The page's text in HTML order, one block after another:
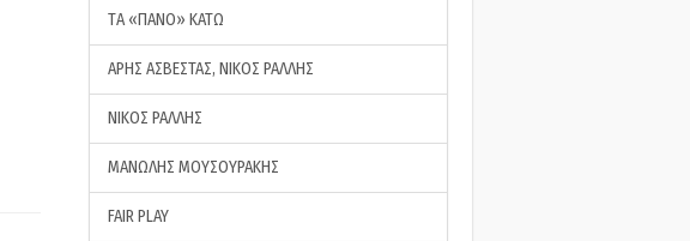
ΤA «ΠΑΝΟ» ΚΑΤΩ
ΑΡΗΣ ΑΣΒΕΣΤΑΣ, ΝΙΚΟΣ ΡΑΛΛΗΣ
ΝΙΚΟΣ ΡΑΛΛΗΣ
ΜΑΝΩΛΗΣ ΜΟΥΣΟΥΡΑΚΗΣ
FAIR PLAY